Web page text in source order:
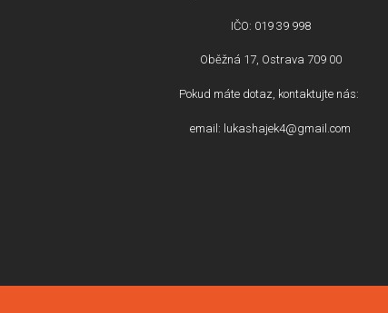
IČO: 019 39 998
Oběžná 17, Ostrava 709 00
Pokud máte dotaz, kontaktujte nás:
email: lukashajek4@gmail.com